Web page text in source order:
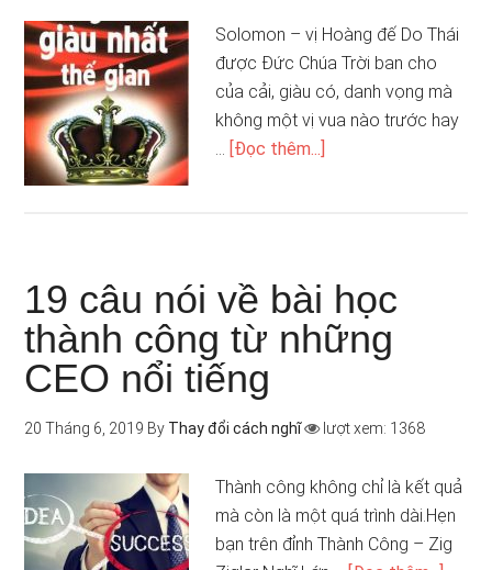
Solomon – vị Hoàng đế Do Thái
được Đức Chúa Trời ban cho
của cải, giàu có, danh vọng mà
không một vị vua nào trước hay
… [Đọc thêm...]
19 câu nói về bài học
thành công từ những
CEO nổi tiếng
20 Tháng 6, 2019 By Thay đổi cách nghĩ lượt xem: 1368
Thành công không chỉ là kết quả
mà còn là một quá trình dài.Hẹn
bạn trên đỉnh Thành Công – Zig